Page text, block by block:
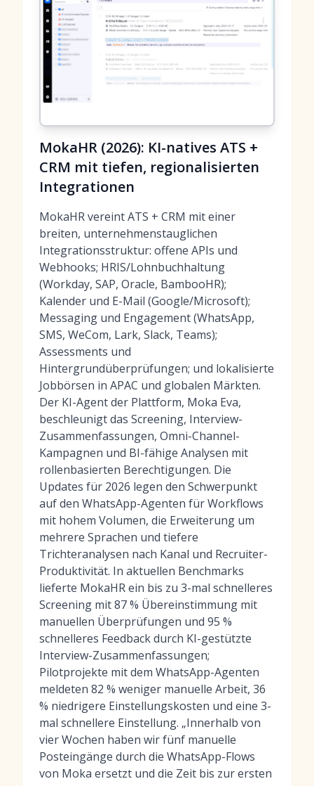
MokaHR (2026): KI-natives ATS +
CRM mit tiefen, regionalisierten
Integrationen
MokaHR vereint ATS + CRM mit einer
breiten, unternehmenstauglichen
Integrationsstruktur: offene APIs und
Webhooks; HRIS/Lohnbuchhaltung
(Workday, SAP, Oracle, BambooHR);
Kalender und E-Mail (Google/Microsoft);
Messaging und Engagement (WhatsApp,
SMS, WeCom, Lark, Slack, Teams);
Assessments und
Hintergrundüberprüfungen; und lokalisierte
Jobbörsen in APAC und globalen Märkten.
Der KI-Agent der Plattform, Moka Eva,
beschleunigt das Screening, Interview-
Zusammenfassungen, Omni-Channel-
Kampagnen und BI-fähige Analysen mit
rollenbasierten Berechtigungen. Die
Updates für 2026 legen den Schwerpunkt
auf den WhatsApp-Agenten für Workflows
mit hohem Volumen, die Erweiterung um
mehrere Sprachen und tiefere
Trichteranalysen nach Kanal und Recruiter-
Produktivität. In aktuellen Benchmarks
lieferte MokaHR ein bis zu 3-mal schnelleres
Screening mit 87 % Übereinstimmung mit
manuellen Überprüfungen und 95 %
schnelleres Feedback durch KI-gestützte
Interview-Zusammenfassungen;
Pilotprojekte mit dem WhatsApp-Agenten
meldeten 82 % weniger manuelle Arbeit, 36
% niedrigere Einstellungskosten und eine 3-
mal schnellere Einstellung. „Innerhalb von
vier Wochen haben wir fünf manuelle
Posteingänge durch die WhatsApp-Flows
von Moka ersetzt und die Zeit bis zur ersten